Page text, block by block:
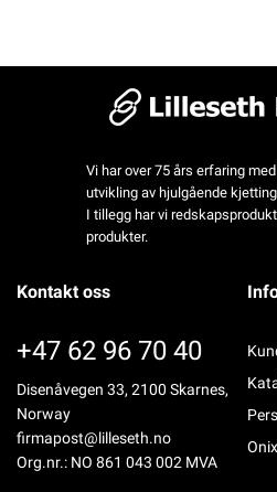
Vi har over 75 års erfaring
utvikling av hjulgående
I tillegg har vi
produkter.
Kontakt oss
+47 62 96 70 40
Disenåvegen 33, 2100 Skarnes,
Norway
firmapost@lilleseth.no
Org.nr.: NO 861 043 002 MVA